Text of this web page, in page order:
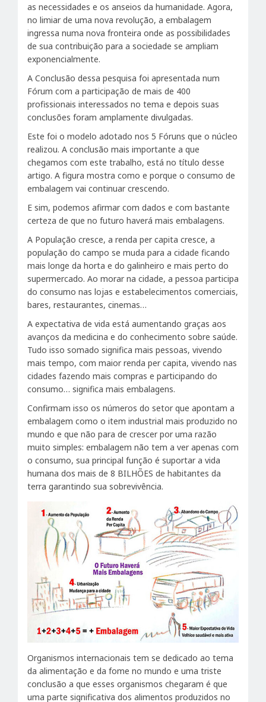
as necessidades e os anseios da humanidade. Agora,
no limiar de uma nova revolução, a embalagem
ingressa numa nova fronteira onde as possibilidades
de sua contribuição para a sociedade se ampliam
exponencialmente.
A Conclusão dessa pesquisa foi apresentada num
Fórum com a participação de mais de 400
profissionais interessados no tema e depois suas
conclusões foram amplamente divulgadas.
Este foi o modelo adotado nos 5 Fóruns que o núcleo
realizou. A conclusão mais importante a que
chegamos com este trabalho, está no título desse
artigo. A figura mostra como e porque o consumo de
embalagem vai continuar crescendo.
E sim, podemos afirmar com dados e com bastante
certeza de que no futuro haverá mais embalagens.
A População cresce, a renda per capita cresce, a
população do campo se muda para a cidade ficando
mais longe da horta e do galinheiro e mais perto do
supermercado. Ao morar na cidade, a pessoa participa
do consumo nas lojas e estabelecimentos comerciais,
bares, restaurantes, cinemas…
A expectativa de vida está aumentando graças aos
avanços da medicina e do conhecimento sobre saúde.
Tudo isso somado significa mais pessoas, vivendo
mais tempo, com maior renda per capita, vivendo nas
cidades fazendo mais compras e participando do
consumo… significa mais embalagens.
Confirmam isso os números do setor que apontam a
embalagem como o item industrial mais produzido no
mundo e que não para de crescer por uma razão
muito simples: embalagem não tem a ver apenas com
o consumo, sua principal função é suportar a vida
humana dos mais de 8 BILHÕES de habitantes da
terra garantindo sua sobrevivência.
Organismos internacionais tem se dedicado ao tema
da alimentação e da fome no mundo e uma triste
conclusão a que esses organismos chegaram é que
uma parte significativa dos alimentos produzidos no